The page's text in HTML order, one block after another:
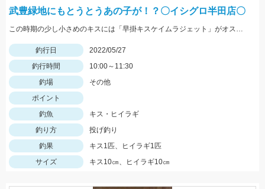
武豊緑地にもとうとうあの子が！？〇イシグロ半田店〇
この時期の少し小さめのキスには「早掛キスケイムラジェット」がオススメ！ 武豊緑地でも小型ですがキスが釣れ始めました！皆さんも是非、チャレンジしてみてください！！
釣行日
2022/05/27
釣行時間
10:00～11:30
釣場
その他
ポイント
釣魚
キス・ヒイラギ
釣り方
投げ釣り
釣果
キス1匹、ヒイラギ1匹
サイズ
キス10㎝、ヒイラギ10㎝